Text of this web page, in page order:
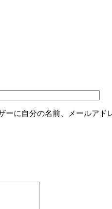
に自分の名前、メールアド